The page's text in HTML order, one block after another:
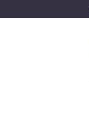
to